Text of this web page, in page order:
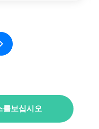
를보십시오